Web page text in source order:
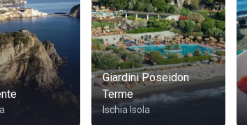
Giardini Poseidon
Terme
Ischia Isola